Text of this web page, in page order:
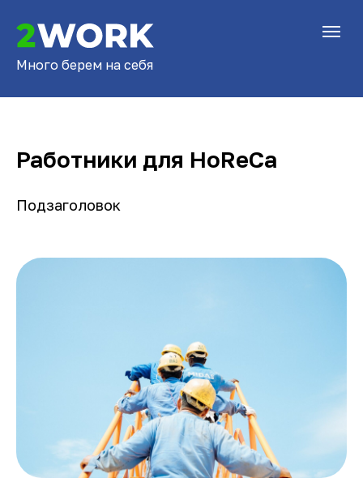
Много берем на себя
Работники для HoReCa
Подзаголовок